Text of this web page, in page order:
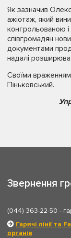
Як зазначив
ажіотаж, який
контрольованою
співгромадян
документами
надалі
Своїми
Піньковський.
Звернення
(044) 363-22-50 -
Гарячі лінії та
органів